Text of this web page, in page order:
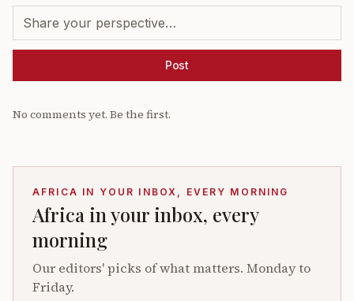
Post
No comments yet. Be the first.
AFRICA IN YOUR INBOX, EVERY MORNING
Africa in your inbox, every
morning
Our editors' picks of what matters. Monday to
Friday.